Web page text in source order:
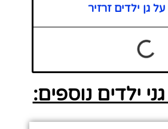
גן ילדים זרזיר
ילדים נוספים: